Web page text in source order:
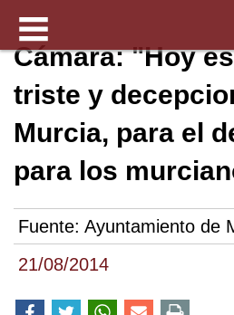
21/08/2014
Cámara: "Hoy
triste y
Murcia, para el
para los
Fuente: Ayuntamiento de